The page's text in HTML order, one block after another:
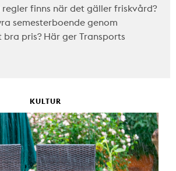
regler finns när det gäller friskvård?
semesterboende genom
pris? Här ger Transports
KULTUR